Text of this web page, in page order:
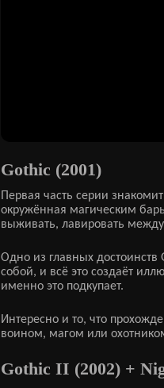
Gothic (2001)
Первая часть серии
окружённая магическим
выживать, лавировать
Одно из главных
собой, и всё это создаёт
именно это подкупает.
Интересно и то, что
воином, магом или
Gothic II (2002) +